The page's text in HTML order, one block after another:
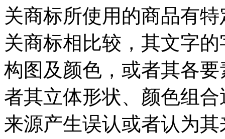
关商标所使用的商品有
关商标相比较，其文字
构图及颜色，或者其各
者其立体形状、颜色组
来源产生误认或者认为